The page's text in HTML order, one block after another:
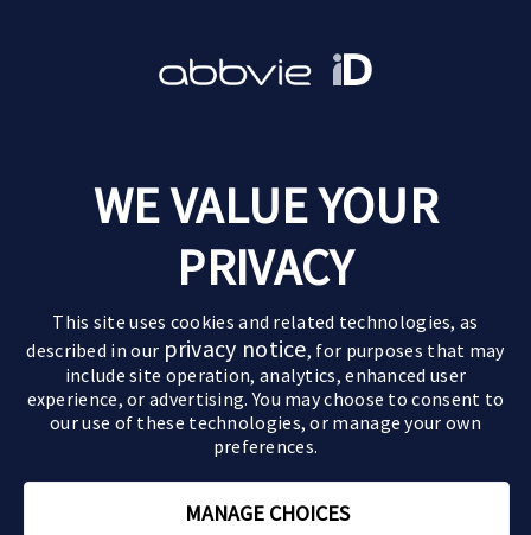
Goede momenten
Leefstijltips
Actief zijn
Relaties
Over parkinson
De ziekte van parkinson
Verloop van de ziekte
Symptomen
Motorische symptomen
Niet-motorische symptomen
Behandelingen
Medicijnen
Geavanceerde behandelingen
Paramedische zorg
Partners & kinderen
Impact op partner en kinderen
Impact op de relatie
Zorgen voor een ouder
Sommige beelden en personages op deze website
zijn AI-gegenereerd of dienen uitsluitend ter
WE VALUE YOUR
PRIVACY
This site uses cookies and related technologies, as
described in our privacy notice, for purposes that may
include site operation, analytics, enhanced user
experience, or advertising. You may choose to consent to
our use of these technologies, or manage your own
preferences.
MANAGE CHOICES